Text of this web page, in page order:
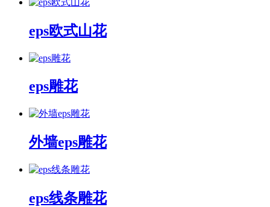
eps欧式山花
eps雕花
外墙eps雕花
eps线条雕花